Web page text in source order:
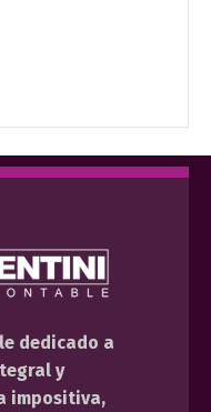
dedicado a
y
impositiva,